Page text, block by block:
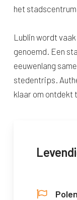
het
Lublin wordt
genoemd. Een
eeuwenlang
stedentrips.
klaar om ontdekt
Polen